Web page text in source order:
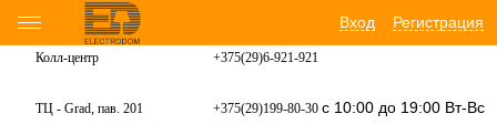
Вход Регистрация
Колл-центр +375(29)6-921-921
ТЦ - Grad, пав. 201 +375(29)199-80-30 с 10:00 до 19:00 Вт-Вс